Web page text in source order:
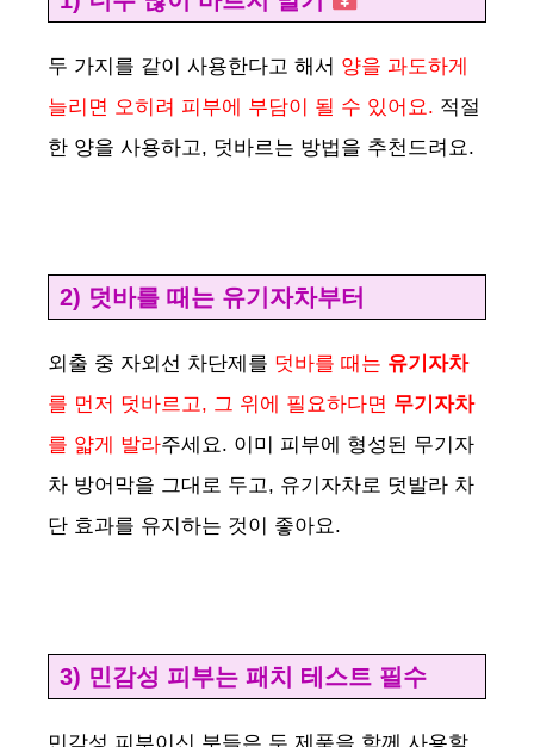
두 가지를 같이 사용한다고 해서 양을 과도하게
늘리면 오히려 피부에 부담이 될 수 있어요. 적절
한 양을 사용하고, 덧바르는 방법을 추천드려요.
2) 덧바를 때는 유기자차부터
외출 중 자외선 차단제를 덧바를 때는 유기자차
를 먼저 덧바르고, 그 위에 필요하다면 무기자차
를 얇게 발라주세요. 이미 피부에 형성된 무기자
차 방어막을 그대로 두고, 유기자차로 덧발라 차
단 효과를 유지하는 것이 좋아요.
3) 민감성 피부는 패치 테스트 필수
민감성 피부이신 분들은 두 제품을 함께 사용할